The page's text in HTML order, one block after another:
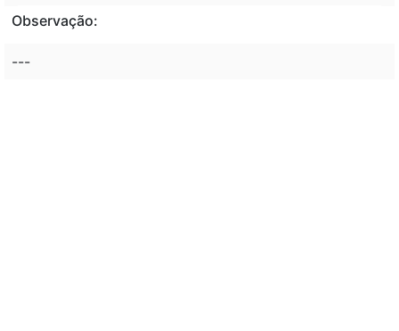
Observação:
---